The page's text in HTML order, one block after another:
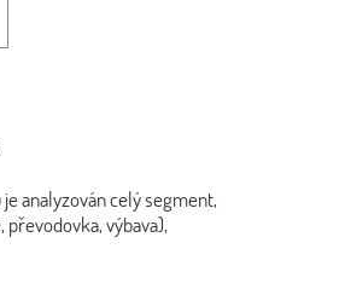
analyzován celý segment,
výbava),